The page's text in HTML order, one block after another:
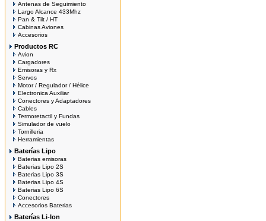
Antenas de Seguimiento
Largo Alcance 433Mhz
Pan & Tilt / HT
Cabinas Aviones
Accesorios
Productos RC
Avion
Cargadores
Emisoras y Rx
Servos
Motor / Regulador / Hélice
Electronica Auxiliar
Conectores y Adaptadores
Cables
Termoretactil y Fundas
Simulador de vuelo
Tornilleria
Herramientas
Baterías Lipo
Baterias emisoras
Baterias Lipo 2S
Baterias Lipo 3S
Baterias Lipo 4S
Baterias Lipo 6S
Conectores
Accesorios Baterias
Baterías Li-Ion